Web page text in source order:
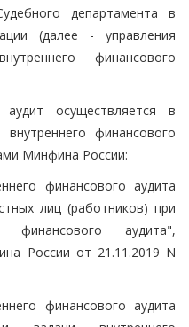
департамента в
(далее - управления
финансового
осуществляется в
финансового
Минфина России:
финансового аудита
лиц (работников) при
финансового аудита",
России от 21.11.2019 N
финансового аудита